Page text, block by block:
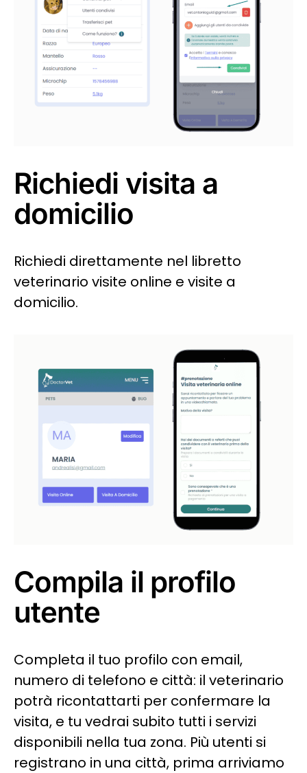
Richiedi visita a
domicilio
Richiedi direttamente nel libretto
veterinario visite online e visite a
domicilio.
Compila il profilo
utente
Completa il tuo profilo con email,
numero di telefono e città: il veterinario
potrà ricontattarti per confermare la
visita, e tu vedrai subito tutti i servizi
disponibili nella tua zona. Più utenti si
registrano in una città, prima arriviamo